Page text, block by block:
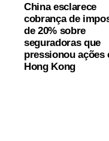
China esclarece
cobrança de
de 20% sobre
seguradoras que
pressionou ações
Hong Kong